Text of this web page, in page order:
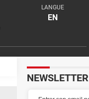
LANGUE
EN
NEWSLETTER